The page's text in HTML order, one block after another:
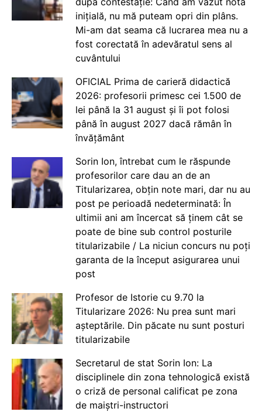
inițială, nu mă puteam opri din plâns.
Mi-am dat seama că lucrarea mea nu a
fost corectată în adevăratul sens al
cuvântului
OFICIAL Prima de carieră didactică
2026: profesorii primesc cei 1.500 de
lei până la 31 august și îi pot folosi
până în august 2027 dacă rămân în
învățământ
Sorin Ion, întrebat cum le răspunde
profesorilor care dau an de an
Titularizarea, obțin note mari, dar nu au
post pe perioadă nedeterminată: În
ultimii ani am încercat să ținem cât se
poate de bine sub control posturile
titularizabile / La niciun concurs nu poți
garanta de la început asigurarea unui
post
Profesor de Istorie cu 9.70 la
Titularizare 2026: Nu prea sunt mari
așteptările. Din păcate nu sunt posturi
titularizabile
Secretarul de stat Sorin Ion: La
disciplinele din zona tehnologică există
o criză de personal calificat pe zona
de maiștri-instructori